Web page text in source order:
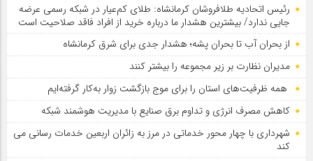
رئیس اتحادیه طلافروشان کرمانشاه: طلای کم‌عیار در شبکه رسمی عرضه
جایی ندارد/ بیشترین هشدار ما درباره خرید از افراد فاقد صلاحیت است
از بحران آب تا بحران پشه؛ هشدار جدی برای شرق کرمانشاه
مدیران نظارت بر زیر مجموعه را بیشتر کنند
همه ظرفیت‌های استان را برای موج بازگشت زوار به‌کار گرفته‌ایم
کاهش مصرف انرژی و تداوم برق صنایع با مدیریت هوشمند شبکه
شهرداری با چهار محور خدماتی در مرز به زائران اربعین خدمات رسانی می
کند